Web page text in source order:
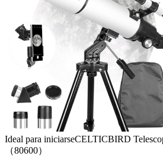
Ideal para iniciarseCELTICBIRD
（80600）